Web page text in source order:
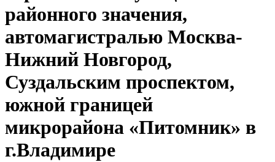
районного значения,
автомагистралью Москва-
Нижний Новгород,
Суздальским проспектом,
южной границей
микрорайона «Питомник» в
г.Владимире